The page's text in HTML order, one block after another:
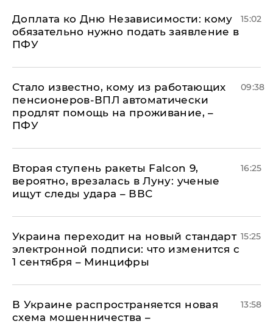
Доплата ко Дню Независимости: кому
обязательно нужно подать заявление в
ПФУ
15:02
Стало известно, кому из работающих
пенсионеров-ВПЛ автоматически
продлят помощь на проживание, –
ПФУ
09:38
Вторая ступень ракеты Falcon 9,
вероятно, врезалась в Луну: ученые
ищут следы удара – ВВС
16:25
Украина переходит на новый стандарт
электронной подписи: что изменится с
1 сентября – Минцифры
15:25
В Украине распространяется новая
схема мошенничества –
13:58